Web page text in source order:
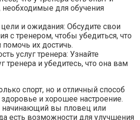
необходимые для обучения
и ожидания: Обсудите свои
с тренером, чтобы убедиться, что
их достичь.
услуг тренера: Узнайте
тренера и убедитесь, что она вам
спорт, но и отличный способ
и хорошее настроение.
начинающий вы пловец или
есть возможности для улучшения